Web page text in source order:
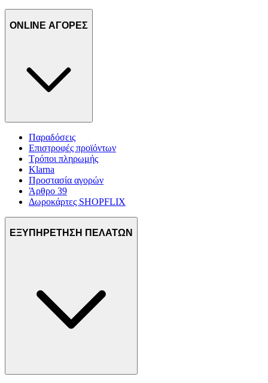
ONLINE ΑΓΟΡΕΣ
Παραδόσεις
Επιστροφές προϊόντων
Τρόποι πληρωμής
Klarna
Προστασία αγορών
Άρθρο 39
Δωροκάρτες SHOPFLIX
ΕΞΥΠΗΡΕΤΗΣΗ ΠΕΛΑΤΩΝ